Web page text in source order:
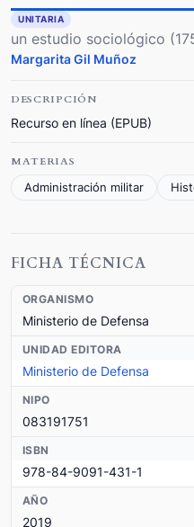
UNITARIA
un estudio sociológico
Margarita Gil Muñoz
DESCRIPCIÓN
Recurso en línea (EPUB)
MATERIAS
Administración militar
FICHA TÉCNICA
ORGANISMO
Ministerio de Defensa
UNIDAD EDITORA
Ministerio de Defensa
NIPO
083191751
ISBN
978-84-9091-431-1
AÑO
2019